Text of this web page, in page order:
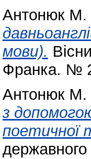
Антонюк
мови).
Франка. №
Антонюк
з
поетичної